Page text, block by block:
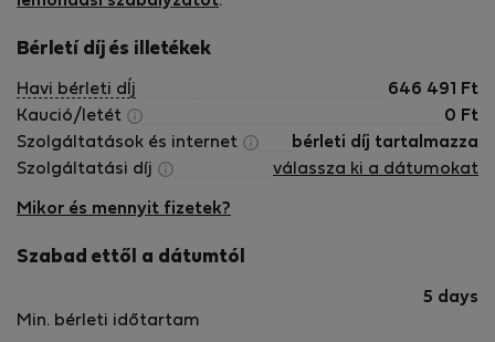
Bérletí díj és illetékek
Havi bérleti dÍj 646 491
Ft
Kaució/letét
0 Ft
Szolgáltatások és internet
bérleti díj tartalmazza
Szolgáltatási díj
válassza ki a dátumokat
Mikor és mennyit fizetek?
Szabad ettől a dátumtól
Min. bérleti időtartam
5 days